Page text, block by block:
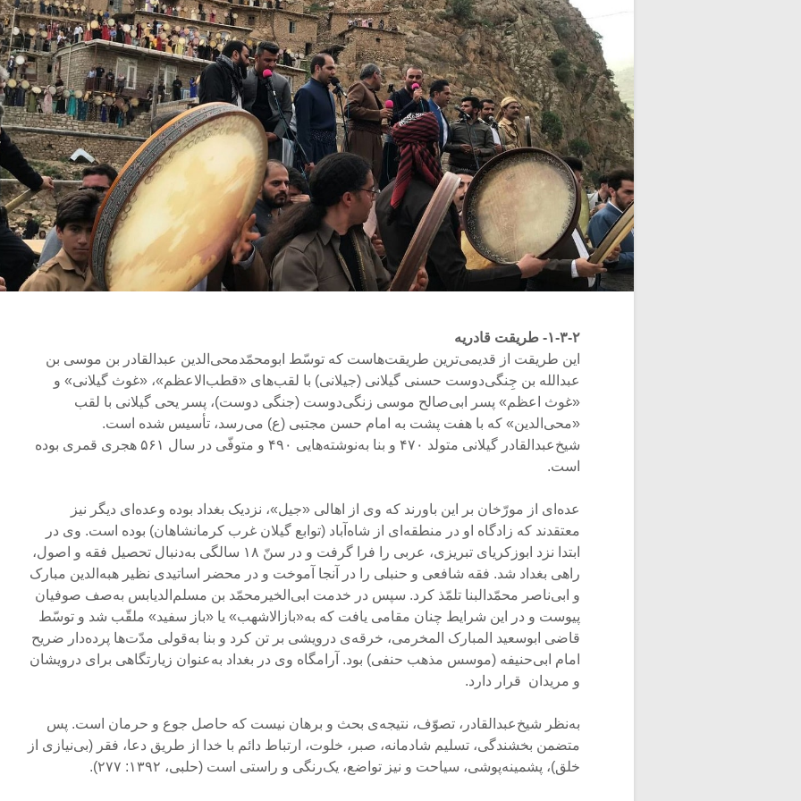
۱-۳-۲- طریقت قادریه
این طریقت از قدیمی‌ترین طریقت‌هاست که توسّط ‌ابومحمّدمحی‌الدین‌ عبدالقادر بن‌ موسی‌ بن
عبدالله بن جِنگی‌دوست حسنی‌ گیلانی (جیلانی) با لقب‌های «قطب‌الاعظم»، «غوث گیلانی» و
«غوث اعظم» پسر ابی‌صالح موسی زنگی‌دوست (جنگی دوست)، پسر یحی گیلانی با لقب
«محی‌الدین» که با هفت پشت به امام حسن مجتبی (ع) می‌رسد، تأسیس شده است.
شیخ‌عبدالقادر گیلانی متولد ۴۷۰ و بنا به‌نوشته‌هایی ۴۹۰ و متوفّی در سال ۵۶۱ هجری قمری بوده
است.
عده‌ای از مورّخان بر این باورند که وی از اهالی «جیل»، نزدیک بغداد بوده وعده‌ای دیگر نیز
معتقدند که زادگاه او در منطقه‌ای از شاه‌آباد (توابع گیلان غرب کرمانشاهان) بوده است. وی در
ابتدا نزد ابوزکریای تبریزی، عربی را فرا گرفت و در سنّ ۱۸ سالگی به‌دنبال تحصیل فقه و اصول،
راهی بغداد شد. فقه شافعی و حنبلی را در آنجا آموخت و در محضر اساتیدی نظیر هبه‌الدین مبارک
و ابی‌ناصر محمّدالبنا تلمّذ کرد. سپس در خدمت ابی‌الخیرمحمّد‌ بن مسلم‌الدیابس به‌صف صوفیان
پیوست و در این شرایط چنان مقامی یافت که به«بازالاشهب» یا «باز سفید» ملقّب شد و توسّط
قاضی ابوسعید المبارک المخرمی، خرقه‌ی درویشی بر تن کرد و بنا به‌قولی مدّت‌ها پرده‌دار ضریح
امام ابی‌حنیفه (موسس مذهب حنفی) بود. آرامگاه وی در بغداد به‌عنوان زیارتگاهی برای درویشان
و مریدان قرار دارد.
به‌نظر شیخ‌عبدالقادر، تصوّف، نتیجه‌ی بحث و برهان نیست که حاصل جوع و حرمان است. پس
متضمن بخشندگی، تسلیم شادمانه، صبر، خلوت، ارتباط دائم با خدا از طریق دعا، فقر (بی‌نیازی از
خلق)، پشمینه‌پوشی، سیاحت و نیز تواضع، یک‌رنگی و راستی است (حلبی، ۱۳۹۲: ۲۷۷).